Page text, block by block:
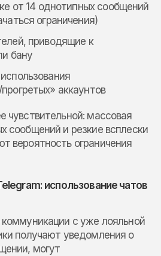
от 14 однотипных сообщений
ограничения)
приводящие к
бану
аккаунтов
чувствительной: массовая
сообщений и резкие всплески
вероятность ограничения
использование чатов
с уже лояльной
получают уведомления о
могут